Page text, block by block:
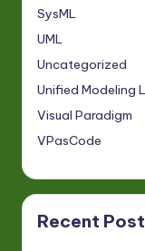
SysML
UML
Uncategorized
Unified Modeling
Visual Paradigm
VPasCode
Recent